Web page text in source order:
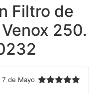
Filtro de
250.
7 de Mayo